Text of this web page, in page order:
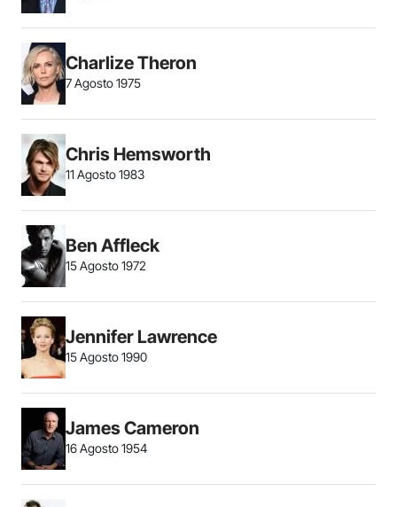
Charlize Theron
7 Agosto 1975
Chris Hemsworth
11 Agosto 1983
Ben Affleck
15 Agosto 1972
Jennifer Lawrence
15 Agosto 1990
James Cameron
16 Agosto 1954